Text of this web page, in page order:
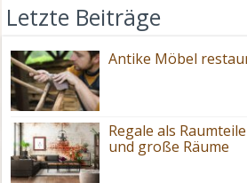
Letzte Beiträge
Antike Möbel
Regale als
und große Räume